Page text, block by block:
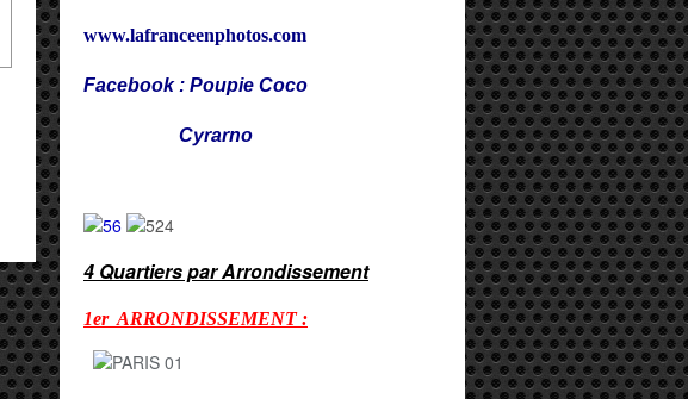
www.lafranceenphotos.com
Facebook : Poupie Coco
Cyrarno
4 Quartiers par Arrondissement
1er ARRONDISSEMENT :